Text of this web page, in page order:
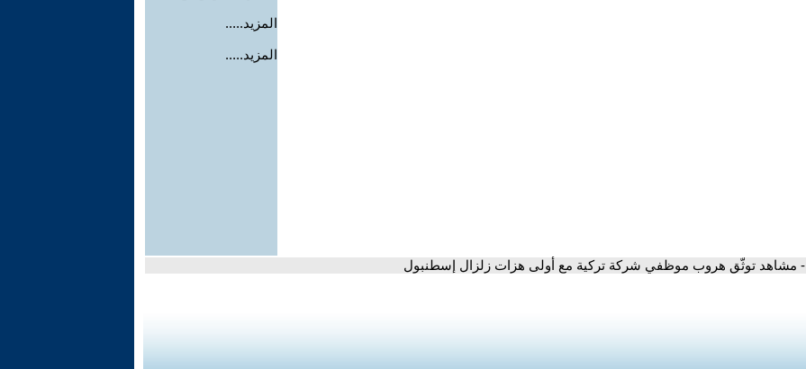
المزيد.....
المزيد.....
- مشاهد توثّق هروب موظفي شركة تركية مع أولى هزات زلزال إسطنبول